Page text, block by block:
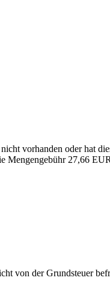
vorhanden oder hat
Mengengebühr 27,66
von der Grundsteuer